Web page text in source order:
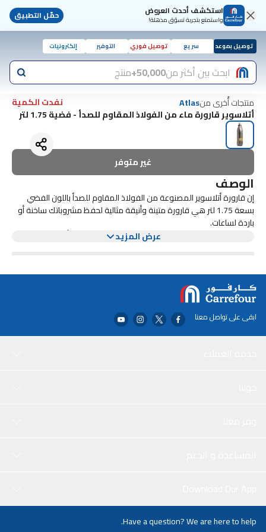
استكشف أحدث العروض
واستمتع بتجربة تسوّق مذهلة! حمّل التطبيق
توصيل بموعد سريع توصيل فوري التوفير إلكترونيات
ابحث بين أكثر من50,000+ منتج
منتجات أُخرى منAtlas
نفدت الكمية
أتلاسوير قارورة ماء من الفولاذ المقاوم للصدأ - فضية 1.75 لتر
غير متوفر
الوصف
إن قارورة أتلاسوير المصنوعة من الفولاذ المقاوم للصدأ باللون الفضي
بسعة 1.75 لتر هي قارورة متينة وأنيقة مثالية لحفظ مشروباتك ساخنة أو
باردة لساعات.
تتميز هذه القارورة، المصنوعة من الفولاذ المقاوم للصدأ عالي الجودة،
لك السعة الكبيرة البالغة 1.75 لتر بالبقاء رطبًا طوال اليوم.
سواء كنت في رحلة مشي لمسافات طويلة أو ببساطة في المكتب، فهذه
القارورة المفرغة من أتلاسوير ضرورية لأي شخص يريد الإستمتاع
بمشروباته المفضلة في درجة الحرارة المثالية.
عرض المزيد
ابقى على تواصل معنا
Have a question? We are here to help.